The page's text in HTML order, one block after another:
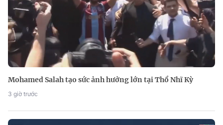
Mohamed Salah tạo sức ảnh hưởng lớn tại Thổ Nhĩ Kỳ
3 giờ trước